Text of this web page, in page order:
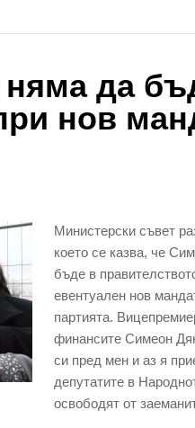
да
нов
Министерски съвет
което се казва, че
бъде в
евентуален нов
партията.
финансите Симеон
си пред мен и аз я
депутатите в
освободят от